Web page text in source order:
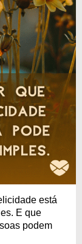
está
E que
podem